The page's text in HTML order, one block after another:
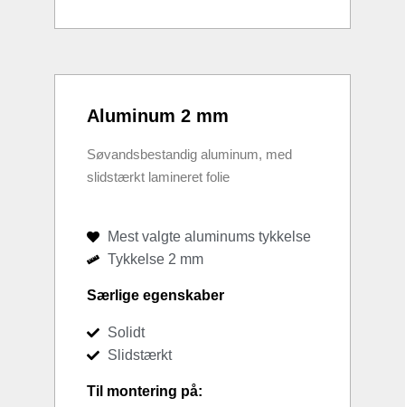
Aluminum 2 mm
Søvandsbestandig aluminum, med
slidstærkt lamineret folie
Mest valgte aluminums tykkelse
Tykkelse 2 mm
Særlige egenskaber
Solidt
Slidstærkt
Til montering på: